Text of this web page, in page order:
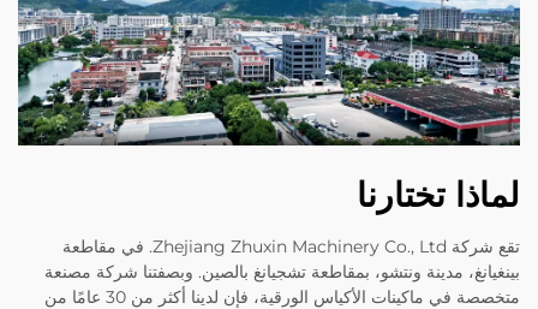
لماذا تختارنا
تقع شركة Zhejiang Zhuxin Machinery Co., Ltd. في مقاطعة
بينغيانغ، مدينة ونتشو، بمقاطعة تشجيانغ بالصين. وبصفتنا شركة مصنعة
متخصصة في ماكينات الأكياس الورقية، فإن لدينا أكثر من 30 عامًا من